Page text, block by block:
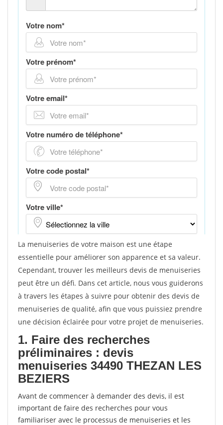
La menuiseries de votre maison est une étape
essentielle pour améliorer son apparence et sa valeur.
Cependant, trouver les meilleurs devis de menuiseries
peut être un défi. Dans cet article, nous vous guiderons
à travers les étapes à suivre pour obtenir des devis de
menuiseries de qualité, afin que vous puissiez prendre
une décision éclairée pour votre projet de menuiseries.
1. Faire des recherches
préliminaires : devis
menuiseries 34490 THEZAN LES
BEZIERS
Avant de commencer à demander des devis, il est
important de faire des recherches pour vous
familiariser avec le processus de menuiseries et les